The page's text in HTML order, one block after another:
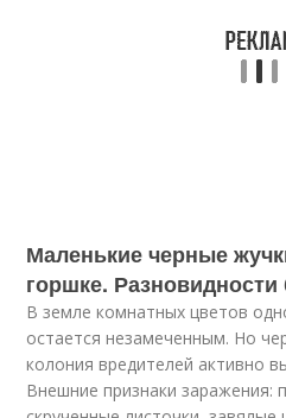
Маленькие черные
горшке.
В земле комнатных цветов
остается незамеченным. Но
колония вредителей активно
Внешние признаки заражения: